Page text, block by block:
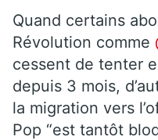
Quand certains
Révolution comme
cessent de tenter
depuis 3 mois,
la migration vers
Pop “est tantôt